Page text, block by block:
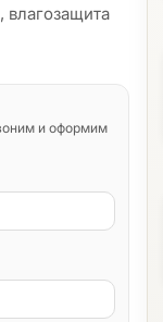
и оформим